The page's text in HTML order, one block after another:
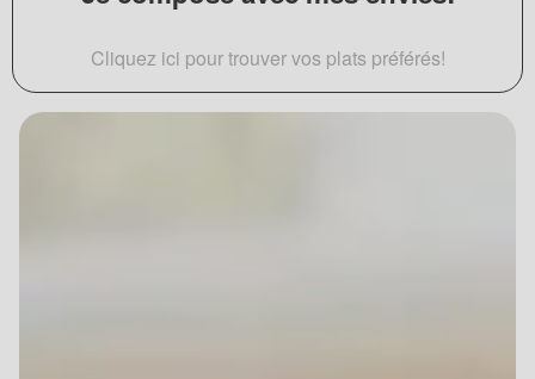
Cliquez ici pour trouver vos plats préférés!